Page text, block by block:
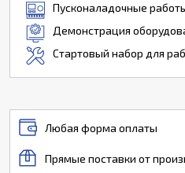
Пусконаладочные
Демонстрация
Стартовый набор для
Любая форма оплаты
Прямые поставки от